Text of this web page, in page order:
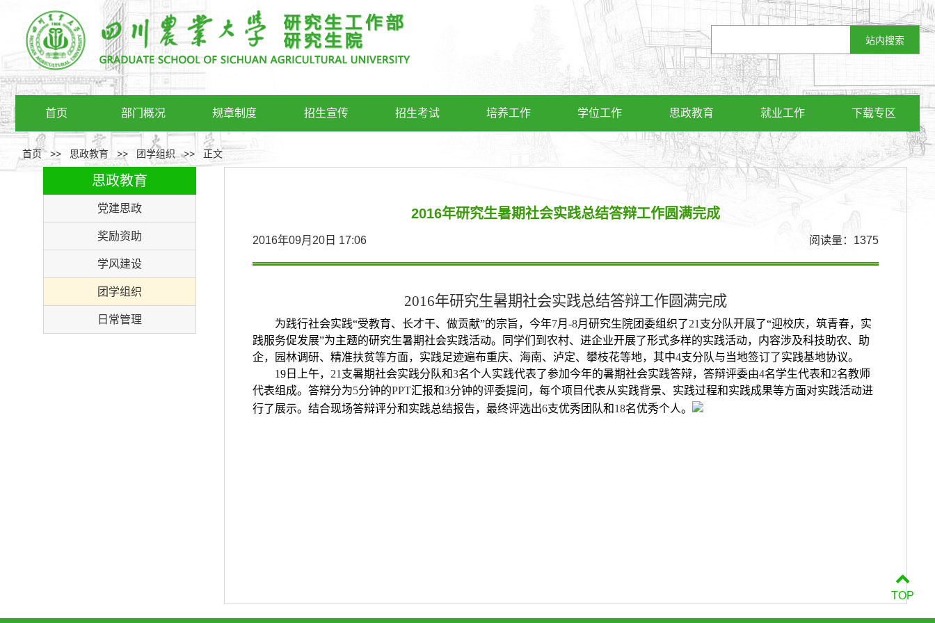
首页 部门概况 规章制度 招生宣传 招生考试 培养工作 学位工作 思政教育 就业工作 下载专区
首页>> 思政教育 >> 团学组织 >> 正文
思政教育
党建思政
奖励资助
学风建设
团学组织
日常管理
2016年研究生暑期社会实践总结答辩工作圆满完成
2016年09月20日 17:06 阅读量： 1375
2016年研究生暑期社会实践总结答辩工作圆满完成
为践行社会实践“受教育、长才干、做贡献”的宗旨，今年7月 -8月研究生院团委组织了21 支分队开展了“迎校庆，筑青春，实
践服务促发展”为主题的研究生暑期社会实践活动。同学们到农村、进企业开展了形式多样的实践活动，内容涉及科技助农、助
企，园林调研、精准扶贫等方面，实践足迹遍布重庆、海南、泸定、攀枝花等地，其中4支分队与当地签订了实践基地协议。
19 日上午， 21 支暑期社会实践分队和3名个人实践代表了参加今年的暑期社会实践答辩，答辩评委由4名学生代表和2名教师
代表组成。答辩分为5分钟的PPT汇报和3分钟的评委提问，每个项目代表从实践背景、实践过程和实践成果等方面对实践活动进
行了展示。结合现场答辩评分和实践总结报告，最终评选出6支优秀团队和18名优秀个人。
TOP